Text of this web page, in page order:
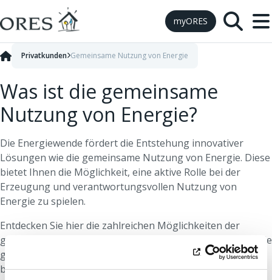
Skip to Content
myORES
Was ist die gemeinsame
Nutzung von Energie?
Die Energiewende fördert die Entstehung innovativer
Lösungen wie die gemeinsame Nutzung von Energie. Diese
bietet Ihnen die Möglichkeit, eine aktive Rolle bei der
Erzeugung und verantwortungsvollen Nutzung von
Energie zu spielen.
Entdecken Sie hier die zahlreichen Möglichkeiten der
gemeinsamen Nutzung von Energie und welche Vorteile die
gemeinschaftliche Gestaltung einer nachhaltigen Zukunft
bietet.
Privatkunden Gemeinsame Nutzung von Energie